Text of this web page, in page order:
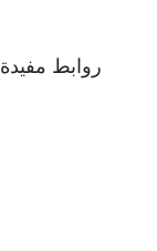
روابط مفيدة